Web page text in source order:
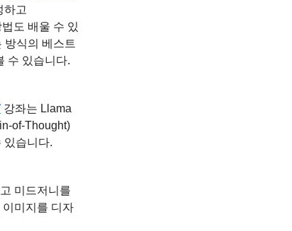
하고
도 배울 수 있
방식의 베스트
수 있습니다.
강좌는 Llama
of-Thought)
있습니다.
미드저니를
미지를 디자